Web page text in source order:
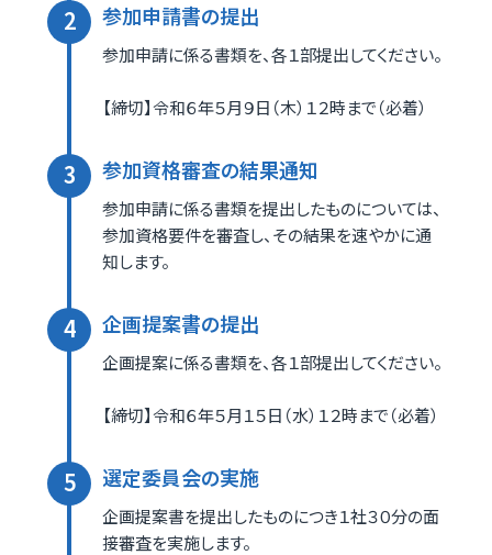
参加申請書の提出
参加申請に係る書類を、各１部提出してください。
【締切】令和６年５月９日（木）１２時まで（必着）
参加資格審査の結果通知
参加申請に係る書類を提出したものについては、
参加資格要件を審査し、その結果を速やかに通
知します。
企画提案書の提出
企画提案に係る書類を、各１部提出してください。
【締切】令和６年５月１５日（水）１２時まで（必着）
選定委員会の実施
企画提案書を提出したものにつき１社３０分の面
接審査を実施します。